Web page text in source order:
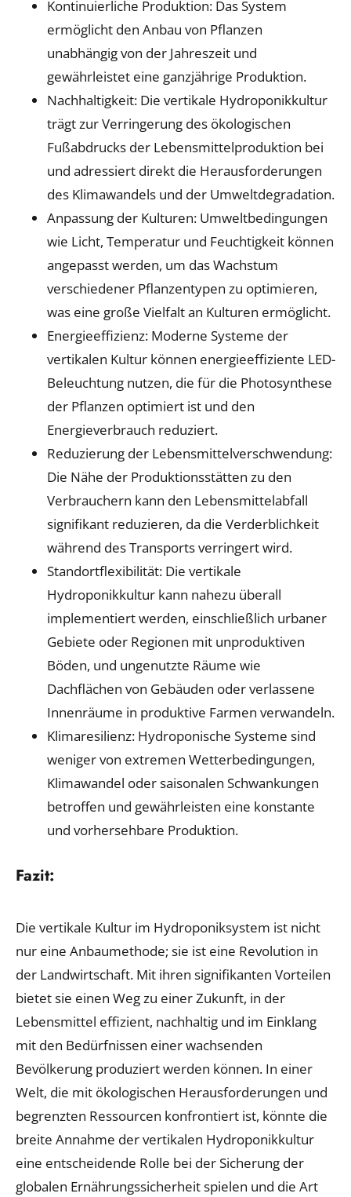
Kontinuierliche Produktion: Das System
ermöglicht den Anbau von Pflanzen
unabhängig von der Jahreszeit und
gewährleistet eine ganzjährige Produktion.
Nachhaltigkeit: Die vertikale Hydroponikkultur
trägt zur Verringerung des ökologischen
Fußabdrucks der Lebensmittelproduktion bei
und adressiert direkt die Herausforderungen
des Klimawandels und der Umweltdegradation.
Anpassung der Kulturen: Umweltbedingungen
wie Licht, Temperatur und Feuchtigkeit können
angepasst werden, um das Wachstum
verschiedener Pflanzentypen zu optimieren,
was eine große Vielfalt an Kulturen ermöglicht.
Energieeffizienz: Moderne Systeme der
vertikalen Kultur können energieeffiziente LED-
Beleuchtung nutzen, die für die Photosynthese
der Pflanzen optimiert ist und den
Energieverbrauch reduziert.
Reduzierung der Lebensmittelverschwendung:
Die Nähe der Produktionsstätten zu den
Verbrauchern kann den Lebensmittelabfall
signifikant reduzieren, da die Verderblichkeit
während des Transports verringert wird.
Standortflexibilität: Die vertikale
Hydroponikkultur kann nahezu überall
implementiert werden, einschließlich urbaner
Gebiete oder Regionen mit unproduktiven
Böden, und ungenutzte Räume wie
Dachflächen von Gebäuden oder verlassene
Innenräume in produktive Farmen verwandeln.
Klimaresilienz: Hydroponische Systeme sind
weniger von extremen Wetterbedingungen,
Klimawandel oder saisonalen Schwankungen
betroffen und gewährleisten eine konstante
und vorhersehbare Produktion.
Fazit:
Die vertikale Kultur im Hydroponiksystem ist nicht
nur eine Anbaumethode; sie ist eine Revolution in
der Landwirtschaft. Mit ihren signifikanten Vorteilen
bietet sie einen Weg zu einer Zukunft, in der
Lebensmittel effizient, nachhaltig und im Einklang
mit den Bedürfnissen einer wachsenden
Bevölkerung produziert werden können. In einer
Welt, die mit ökologischen Herausforderungen und
begrenzten Ressourcen konfrontiert ist, könnte die
breite Annahme der vertikalen Hydroponikkultur
eine entscheidende Rolle bei der Sicherung der
globalen Ernährungssicherheit spielen und die Art